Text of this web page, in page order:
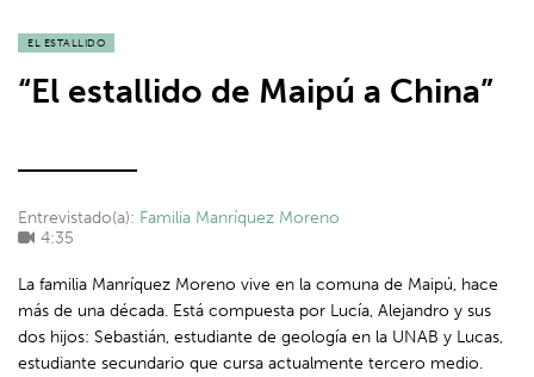
EL ESTALLIDO
“El estallido de Maipú a China”
Entrevistado(a): Familia Manríquez Moreno
4:35
La familia Manríquez Moreno vive en la comuna de Maipú, hace
más de una década. Está compuesta por Lucía, Alejandro y sus
dos hijos: Sebastián, estudiante de geología en la UNAB y Lucas,
estudiante secundario que cursa actualmente tercero medio.